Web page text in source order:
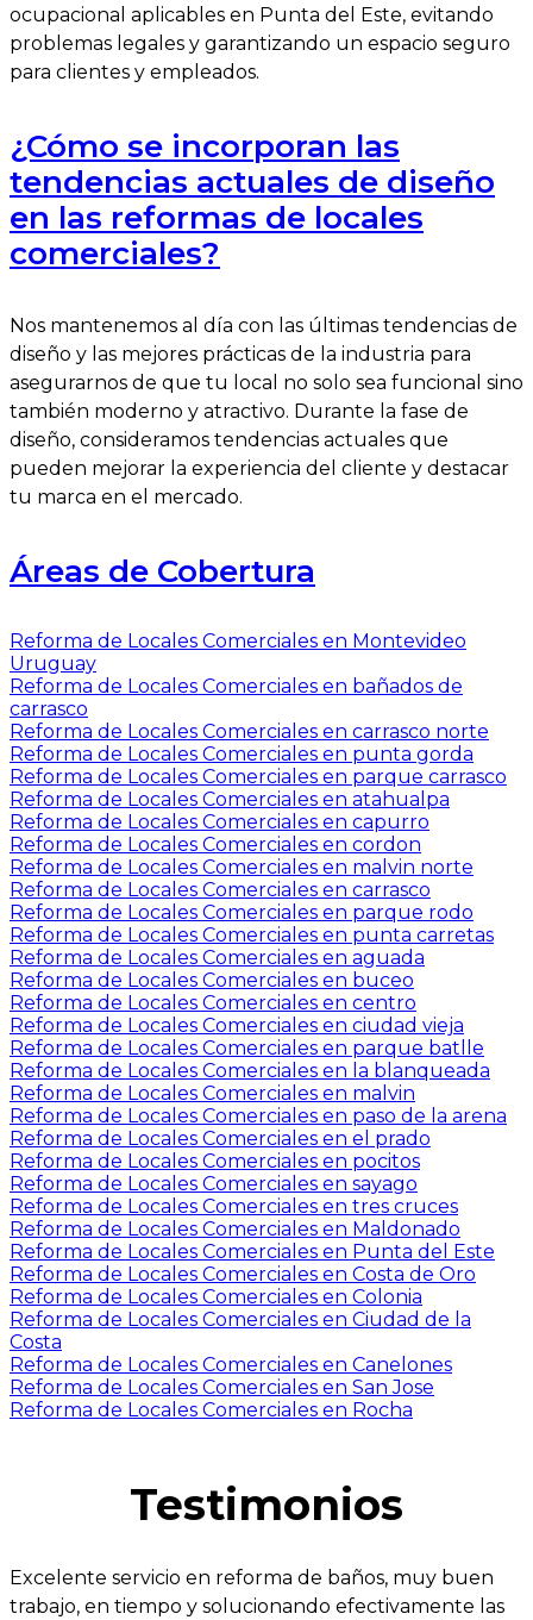
ocupacional aplicables en Punta del Este, evitando
problemas legales y garantizando un espacio seguro
para clientes y empleados.
¿Cómo se incorporan las
tendencias actuales de diseño
en las reformas de locales
comerciales?
Nos mantenemos al día con las últimas tendencias de
diseño y las mejores prácticas de la industria para
asegurarnos de que tu local no solo sea funcional sino
también moderno y atractivo. Durante la fase de
diseño, consideramos tendencias actuales que
pueden mejorar la experiencia del cliente y destacar
tu marca en el mercado.
Áreas de Cobertura
Reforma de Locales Comerciales en Montevideo
Uruguay
Reforma de Locales Comerciales en bañados de
carrasco
Reforma de Locales Comerciales en carrasco norte
Reforma de Locales Comerciales en punta gorda
Reforma de Locales Comerciales en parque carrasco
Reforma de Locales Comerciales en atahualpa
Reforma de Locales Comerciales en capurro
Reforma de Locales Comerciales en cordon
Reforma de Locales Comerciales en malvin norte
Reforma de Locales Comerciales en carrasco
Reforma de Locales Comerciales en parque rodo
Reforma de Locales Comerciales en punta carretas
Reforma de Locales Comerciales en aguada
Reforma de Locales Comerciales en buceo
Reforma de Locales Comerciales en centro
Reforma de Locales Comerciales en ciudad vieja
Reforma de Locales Comerciales en parque batlle
Reforma de Locales Comerciales en la blanqueada
Reforma de Locales Comerciales en malvin
Reforma de Locales Comerciales en paso de la arena
Reforma de Locales Comerciales en el prado
Reforma de Locales Comerciales en pocitos
Reforma de Locales Comerciales en sayago
Reforma de Locales Comerciales en tres cruces
Reforma de Locales Comerciales en Maldonado
Reforma de Locales Comerciales en Punta del Este
Reforma de Locales Comerciales en Costa de Oro
Reforma de Locales Comerciales en Colonia
Reforma de Locales Comerciales en Ciudad de la
Costa
Reforma de Locales Comerciales en Canelones
Reforma de Locales Comerciales en San Jose
Reforma de Locales Comerciales en Rocha
Testimonios
Excelente servicio en reforma de baños, muy buen
trabajo, en tiempo y solucionando efectivamente las